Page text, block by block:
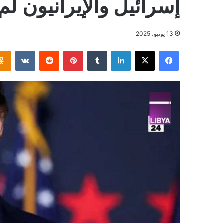
إسرائيل والإيرانيون
13 يونيو، 2025
فيسبوك ‫X لينكدإن بينتيريست